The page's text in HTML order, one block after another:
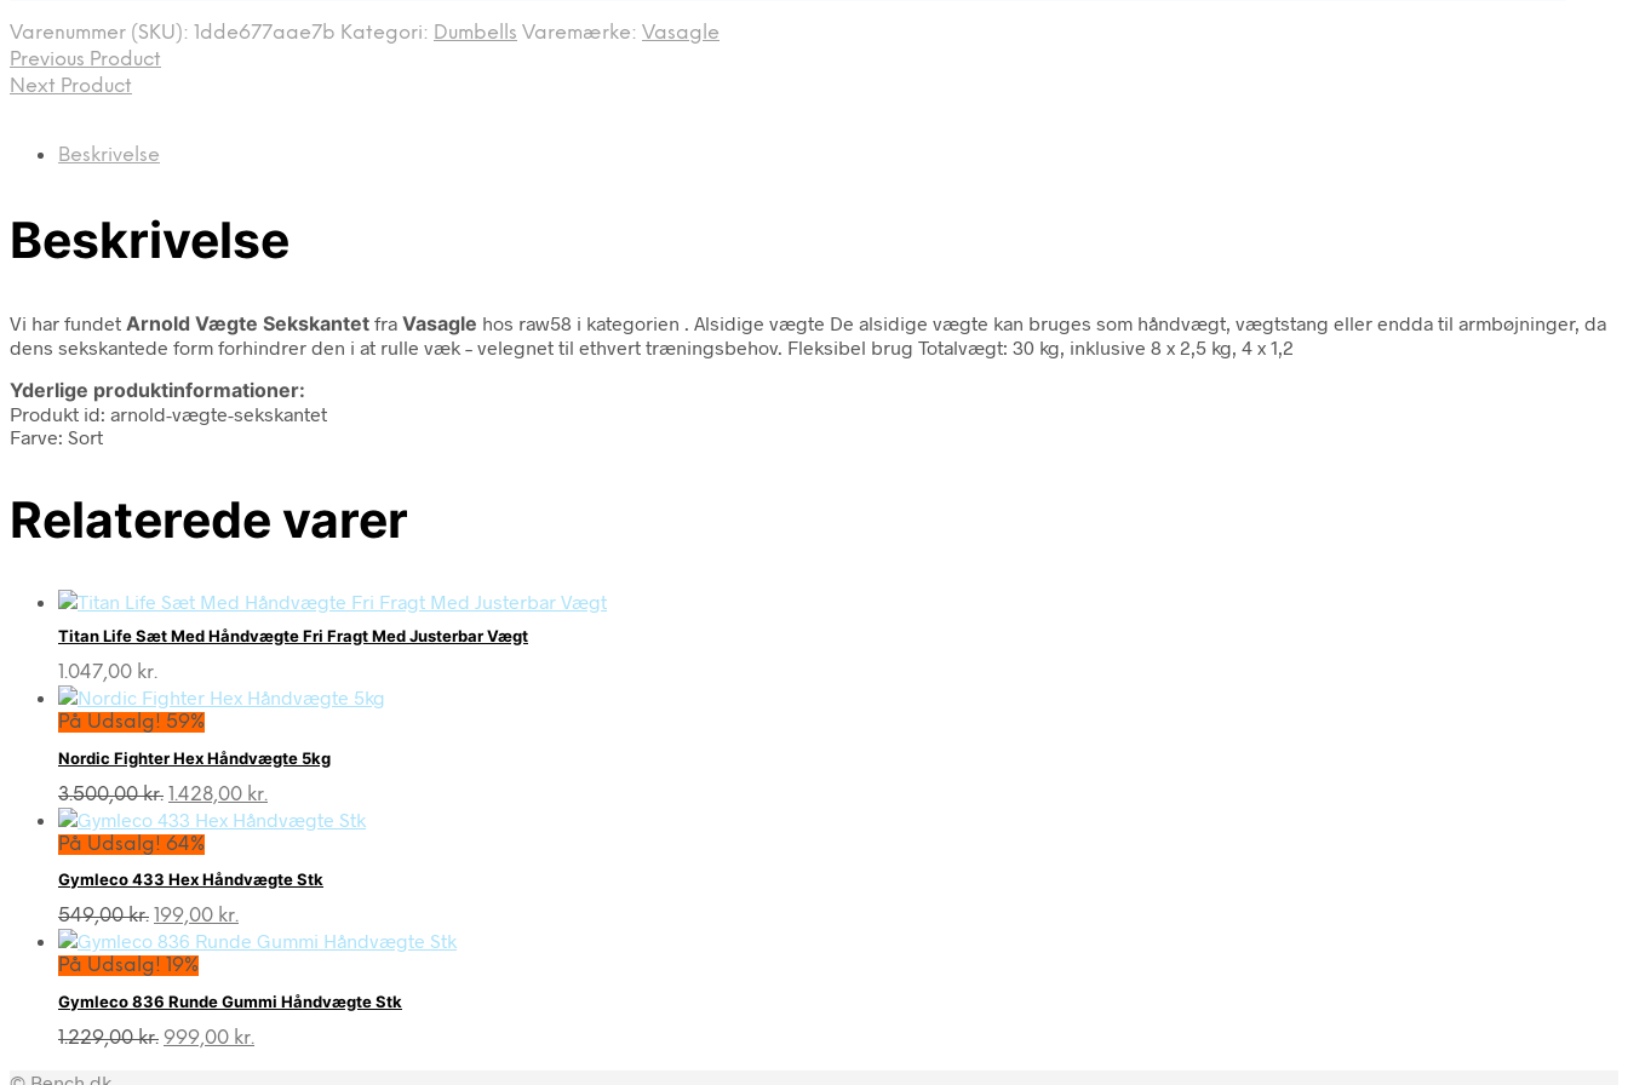
Varenummer (SKU): 1dde677aae7b Kategori: Dumbells Varemærke: Vasagle
Previous Product
Next Product
Beskrivelse
Beskrivelse
Vi har fundet Arnold Vægte Sekskantet fra Vasagle hos raw58 i kategorien
. Alsidige vægte De alsidige vægte kan bruges som håndvægt, vægtstang eller endda til armbøjninger, da
dens sekskantede form forhindrer den i at rulle væk – velegnet til ethvert træningsbehov. Fleksibel brug Totalvægt: 30 kg, inklusive 8 x 2,5 kg, 4 x 1,2
Yderlige produktinformationer:
Produkt id: arnold-vægte-sekskantet
Farve: Sort
Relaterede varer
Titan Life Sæt Med Håndvægte Fri Fragt Med Justerbar Vægt
1.047,00 kr.
På Udsalg! 59%
Nordic Fighter Hex Håndvægte 5kg
3.500,00kr. Den
oprindelige
pris
3.500,00 kr..
1.428,00 kr.
aktuelle
1.428,00 kr..
På Udsalg! 64%
Gymleco 433 Hex Håndvægte Stk
549,00kr. Den
oprindelige
pris
549,00 kr..
199,00 kr.
aktuelle
199,00 kr..
På Udsalg! 19%
Gymleco 836 Runde Gummi Håndvægte Stk
1.229,00kr. Den
999,00 kr.